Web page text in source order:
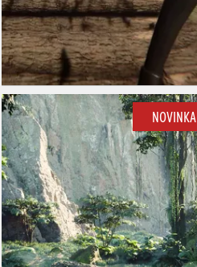
NOVINKA